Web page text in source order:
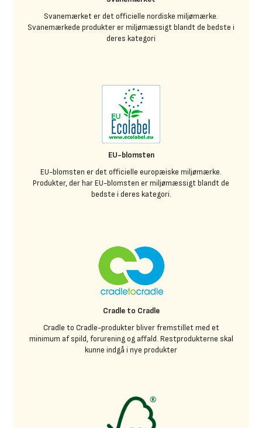
Svanemærket er det officielle nordiske miljømærke.
Svanemærkede produkter er miljømæssigt blandt de bedste i
deres kategori
EU-blomsten
EU-blomsten er det officielle europæiske miljømærke.
Produkter, der har EU-blomsten er miljømæssigt blandt de
bedste i deres kategori.
Cradle to Cradle
Cradle to Cradle-produkter bliver fremstillet med et
minimum af spild, forurening og affald. Restprodukterne skal
kunne indgå i nye produkter